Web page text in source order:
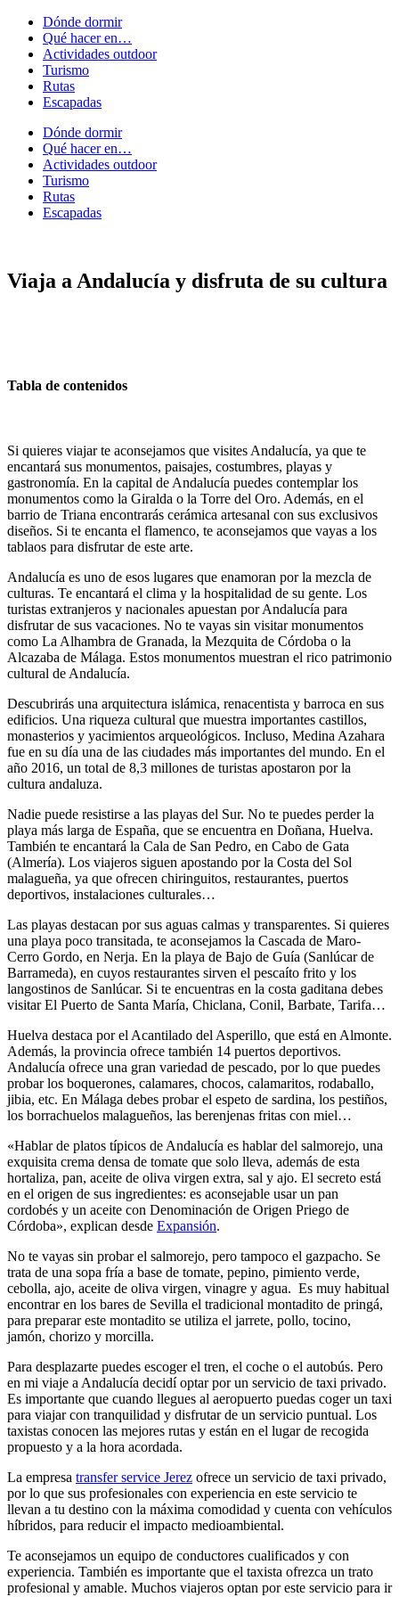
contenido
Dónde dormir
Qué hacer en…
Actividades outdoor
Turismo
Rutas
Escapadas
Dónde dormir
Qué hacer en…
Actividades outdoor
Turismo
Rutas
Escapadas
Viaja a Andalucía y disfruta de su cultura
Tabla de contenidos
Si quieres viajar te aconsejamos que visites Andalucía, ya que te
encantará sus monumentos, paisajes, costumbres, playas y
gastronomía. En la capital de Andalucía puedes contemplar los
monumentos como la Giralda o la Torre del Oro. Además, en el
barrio de Triana encontrarás cerámica artesanal con sus exclusivos
diseños. Si te encanta el flamenco, te aconsejamos que vayas a los
tablaos para disfrutar de este arte.
Andalucía es uno de esos lugares que enamoran por la mezcla de
culturas. Te encantará el clima y la hospitalidad de su gente. Los
turistas extranjeros y nacionales apuestan por Andalucía para
disfrutar de sus vacaciones. No te vayas sin visitar monumentos
como La Alhambra de Granada, la Mezquita de Córdoba o la
Alcazaba de Málaga. Estos monumentos muestran el rico patrimonio
cultural de Andalucía.
Descubrirás una arquitectura islámica, renacentista y barroca en sus
edificios. Una riqueza cultural que muestra importantes castillos,
monasterios y yacimientos arqueológicos. Incluso, Medina Azahara
fue en su día una de las ciudades más importantes del mundo. En el
año 2016, un total de 8,3 millones de turistas apostaron por la
cultura andaluza.
Nadie puede resistirse a las playas del Sur. No te puedes perder la
playa más larga de España, que se encuentra en Doñana, Huelva.
También te encantará la Cala de San Pedro, en Cabo de Gata
(Almería). Los viajeros siguen apostando por la Costa del Sol
malagueña, ya que ofrecen chiringuitos, restaurantes, puertos
deportivos, instalaciones culturales…
Las playas destacan por sus aguas calmas y transparentes. Si quieres
una playa poco transitada, te aconsejamos la Cascada de Maro-
Cerro Gordo, en Nerja. En la playa de Bajo de Guía (Sanlúcar de
Barrameda), en cuyos restaurantes sirven el pescaíto frito y los
langostinos de Sanlúcar. Si te encuentras en la costa gaditana debes
visitar El Puerto de Santa María, Chiclana, Conil, Barbate, Tarifa…
Huelva destaca por el Acantilado del Asperillo, que está en Almonte.
Además, la provincia ofrece también 14 puertos deportivos.
Andalucía ofrece una gran variedad de pescado, por lo que puedes
probar los boquerones, calamares, chocos, calamaritos, rodaballo,
jibia, etc. En Málaga debes probar el espeto de sardina, los pestiños,
los borrachuelos malagueños, las berenjenas fritas con miel…
«Hablar de platos típicos de Andalucía es hablar del salmorejo, una
exquisita crema densa de tomate que solo lleva, además de esta
hortaliza, pan, aceite de oliva virgen extra, sal y ajo. El secreto está
en el origen de sus ingredientes: es aconsejable usar un pan
cordobés y un aceite con Denominación de Origen Priego de
Córdoba», explican desde Expansión.
No te vayas sin probar el salmorejo, pero tampoco el gazpacho. Se
trata de una sopa fría a base de tomate, pepino, pimiento verde,
cebolla, ajo, aceite de oliva virgen, vinagre y agua. Es muy habitual
encontrar en los bares de Sevilla el tradicional montadito de pringá,
para preparar este montadito se utiliza el jarrete, pollo, tocino,
jamón, chorizo y morcilla.
Para desplazarte puedes escoger el tren, el coche o el autobús. Pero
en mi viaje a Andalucía decidí optar por un servicio de taxi privado.
Es importante que cuando llegues al aeropuerto puedas coger un taxi
para viajar con tranquilidad y disfrutar de un servicio puntual. Los
taxistas conocen las mejores rutas y están en el lugar de recogida
propuesto y a la hora acordada.
La empresa transfer service Jerez ofrece un servicio de taxi privado,
por lo que sus profesionales con experiencia en este servicio te
llevan a tu destino con la máxima comodidad y cuenta con vehículos
híbridos, para reducir el impacto medioambiental.
Te aconsejamos un equipo de conductores cualificados y con
experiencia. También es importante que el taxista ofrezca un trato
profesional y amable. Muchos viajeros optan por este servicio para ir